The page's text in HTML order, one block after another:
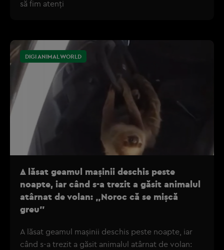
să fim atenți
DIGI ANIMAL WORLD
A lăsat geamul mașinii deschis peste
noapte, iar când s-a trezit a găsit animalul
atârnat de volan: „Noroc că se mișcă
greu”
A lăsat geamul mașinii deschis peste noapte, iar
când s-a trezit a găsit animalul atârnat de volan: